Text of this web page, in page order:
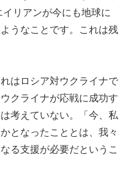
リアンが今にも地球に
うなことです。これは残
はロシア対ウクライナで
クライナが応戦に成功す
考えていない。「今、私
となったこととは、我々
る支援が必要だというこ